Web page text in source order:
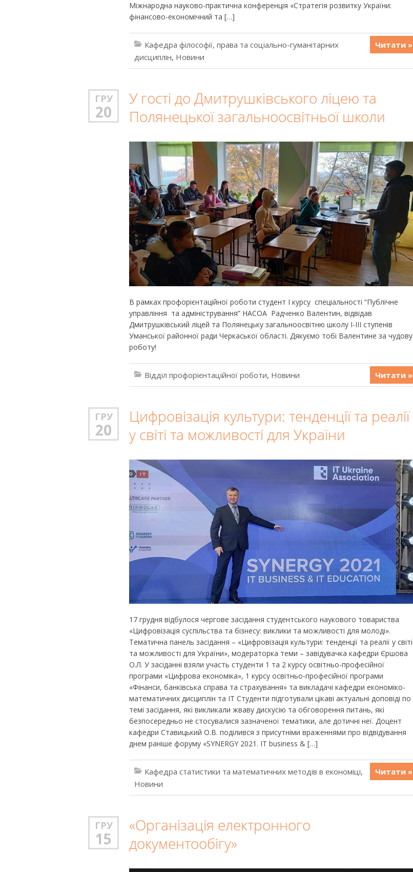
Міжнародна науково-практична конференція «Стратегія розвитку України:
фінансово-економічний та […]
Кафедра філософії, права та соціально-гуманітарних
дисциплін, Новини
Читати »
ГРУ
20
У гості до Дмитрушківського ліцею та
Полянецької загальноосвітньої школи
В рамках профорієнтаційної роботи студент І курсу спеціальності “Публічне
управління та адміністрування” НАСОА Радченко Валентин, відвідав
Дмитрушківський ліцей та Полянецьку загальноосвітню школу І-ІІІ ступенів
Уманської районної ради Черкаської області. Дякуємо тобі Валентине за чудову
роботу!
Відділ профорієнтаційної роботи, Новини Читати »
ГРУ
20
Цифровізація культури: тенденції та реалії
у світі та можливості для України
17 грудня відбулося чергове засідання студентського наукового товариства
«Цифровізація суспільства та бізнесу: виклики та можливості для молоді».
Тематична панель засідання – «Цифровізація культури: тенденції та реалії у світі
та можливості для України», модераторка теми – завідувачка кафедри Єршова
О.Л. У засіданні взяли участь студенти 1 та 2 курсу освітньо-професійної
програми «Цифрова економіка», 1 курсу освітньо-професійної програми
«Фінанси, банківська справа та страхування» та викладачі кафедри економіко-
математичних дисциплін та ІТ Студенти підготували цікаві актуальні доповіді по
темі засідання, які викликали жваву дискусію та обговорення питань, які
безпосередньо не стосувалися зазначеної тематики, але дотичні неї. Доцент
кафедри Ставицький О.В. поділився з присутніми враженнями про відвідування
днем раніше форуму «SYNERGY 2021. IT business & […]
Кафедра статистики та математичних методів в економіці,
Новини
Читати »
ГРУ
15
«Організація електронного
документообігу»